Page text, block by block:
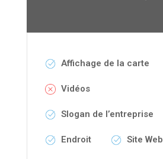
Affichage de la carte
Vidéos
Slogan de l’entreprise
Endroit Site Web